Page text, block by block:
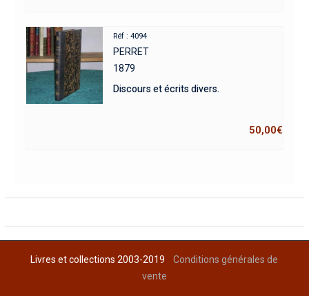
Réf : 4094
PERRET
1879
Discours et écrits divers.
50,00€
Livres et collections 2003-2019Conditions générales de
vente